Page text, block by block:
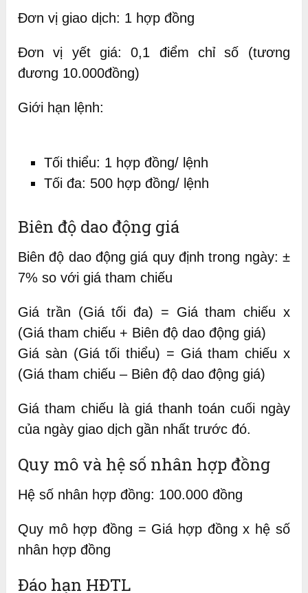
Đơn vị giao dịch: 1 hợp đồng
Đơn vị yết giá: 0,1 điểm chỉ số (tương
đương 10.000đồng)
Giới hạn lệnh:
Tối thiểu: 1 hợp đồng/ lệnh
Tối đa: 500 hợp đồng/ lệnh
Biên độ dao động giá
Biên độ dao động giá quy định trong ngày: ±
7% so với giá tham chiếu
Giá trần (Giá tối đa) = Giá tham chiếu x
(Giá tham chiếu + Biên độ dao động giá)
Giá sàn (Giá tối thiểu) = Giá tham chiếu x
(Giá tham chiếu – Biên độ dao động giá)
Giá tham chiếu là giá thanh toán cuối ngày
của ngày giao dịch gần nhất trước đó.
Quy mô và hệ số nhân hợp đồng
Hệ số nhân hợp đồng: 100.000 đồng
Quy mô hợp đồng = Giá hợp đồng x hệ số
nhân hợp đồng
Đáo hạn HĐTL